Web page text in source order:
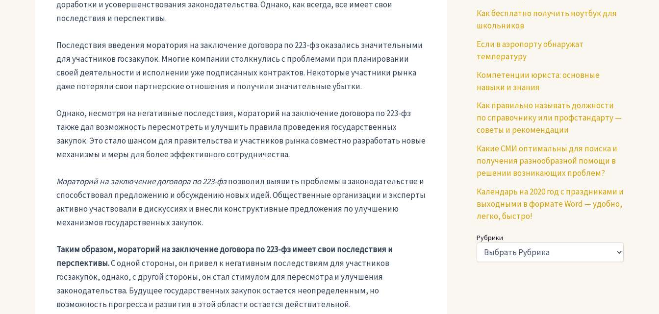
доработки и усовершенствования законодательства. Однако, как всегда, все имеет свои
последствия и перспективы.
Последствия введения моратория на заключение договора по 223-фз оказались значительными
для участников госзакупок. Многие компании столкнулись с проблемами при планировании
своей деятельности и исполнении уже подписанных контрактов. Некоторые участники рынка
даже потеряли свои партнерские отношения и получили значительные убытки.
Однако, несмотря на негативные последствия, мораторий на заключение договора по 223-фз
также дал возможность пересмотреть и улучшить правила проведения государственных
закупок. Это стало шансом для правительства и участников рынка совместно разработать новые
механизмы и меры для более эффективного сотрудничества.
Мораторий на заключение договора по 223-фзпозволил выявить проблемы в законодательстве и
способствовал предложению и обсуждению новых идей. Общественные организации и эксперты
активно участвовали в дискуссиях и внесли конструктивные предложения по улучшению
механизмов государственных закупок.
Таким образом, мораторий на заключение договора по 223-фз имеет свои последствия и
перспективы.С одной стороны, он привел к негативным последствиям для участников
госзакупок, однако, с другой стороны, он стал стимулом для пересмотра и улучшения
законодательства. Будущее государственных закупок остается неопределенным, но
возможность прогресса и развития в этой области остается действительной.
Как бесплатно получить ноутбук для
школьников
Если в аэропорту обнаружат
температуру
Компетенции юриста: основные
навыки и знания
Как правильно называть должности
по справочнику или профстандарту —
советы и рекомендации
Какие СМИ оптимальны для поиска и
получения разнообразной помощи в
решении возникающих проблем?
Календарь на 2020 год с праздниками и
выходными в формате Word — удобно,
легко, быстро!
Рубрики